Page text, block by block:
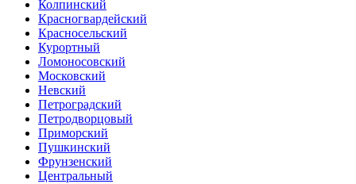
Колпинский
Красногвардейский
Красносельский
Курортный
Ломоносовский
Московский
Невский
Петроградский
Петродворцовый
Приморский
Пушкинский
Фрунзенский
Центральный